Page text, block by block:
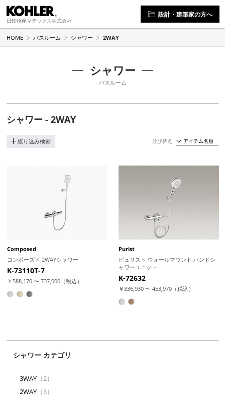
日鉄物産マテックス株式会社
設計・建築家の方へ
HOME バスルーム シャワー 2WAY
シャワー
バスルーム
シャワー - 2WAY
絞り込み検索 並び替え
Composed
コンポーズド 2WAYシャワー
K-73110T-7
￥588,170 〜 737,000（税込）
Purist
ピュリスト ウォールマウント ハンドシ
ャワーユニット
K-72632
￥336,930 〜 453,970（税込）
シャワー カテゴリ
3WAY （2）
2WAY （3）